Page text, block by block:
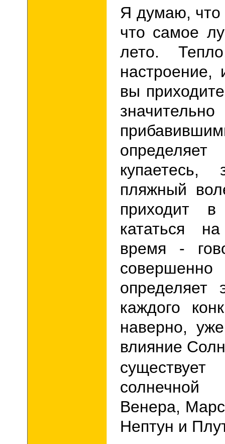
Я думаю, что
что самое
лето.
настроение,
вы
купаетесь,
пляжный
приходит
кататься
время -
каждого
наверно,
влияние
Венера,
Нептун и